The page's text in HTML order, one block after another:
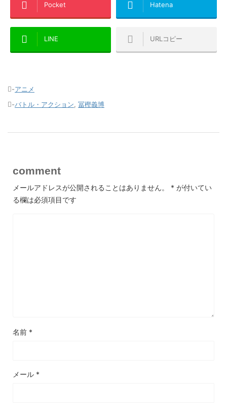
Pocket Hatena
LINE URLコピー
-アニメ
-バトル・アクション 冨樫義博
comment
メールアドレスが公開されることはありません。 * が付いてい
る欄は必須項目です
名前 *
メール *